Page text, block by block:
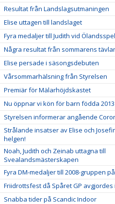
Resultat från Landslagsutmaningen
Elise uttagen till landslaget
Fyra medaljer till Judith vid
Några resultat från sommarens
Elise persade i säsongsdebuten
Vårsommarhälsning från Styrelsen
Premiär för Mälarhöjdskastet
Nu öppnar vi kön för barn födda 2013
Styrelsen informerar angående
Strålande insatser av Elise och
helgen!
Noah, Judith och Zeinab uttagna till
Svealandsmästerskapen
Fyra DM-medaljer till 2008-gruppen
Friidrottsfest då Spåret GP avgjordes
Snabba tider på Scandic Indoor